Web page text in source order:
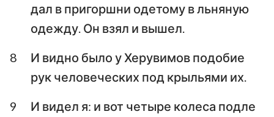
дал в пригоршни одетому в льняную
одежду. Он взял и вышел.
8
И видно было у Херувимов подобие
рук человеческих под крыльями их.
9
И видел я: и вот четыре колеса подле